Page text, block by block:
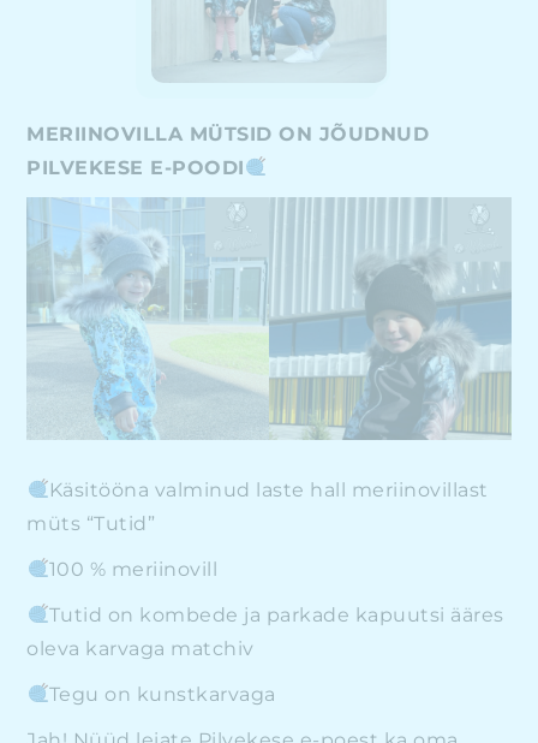
MERIINOVILLA MÜTSID ON JÕUDNUD
PILVEKESE E-POODI
Käsitööna valminud laste hall meriinovillast
müts “Tutid”
100 % meriinovill
Tutid on kombede ja parkade kapuutsi ääres
oleva karvaga matchiv
Tegu on kunstkarvaga